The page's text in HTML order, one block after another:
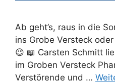
Ab geht’s, raus in die
ins Grobe Versteck
😉 📖 Carsten Schmitt
im Groben Versteck
Verstörende und …